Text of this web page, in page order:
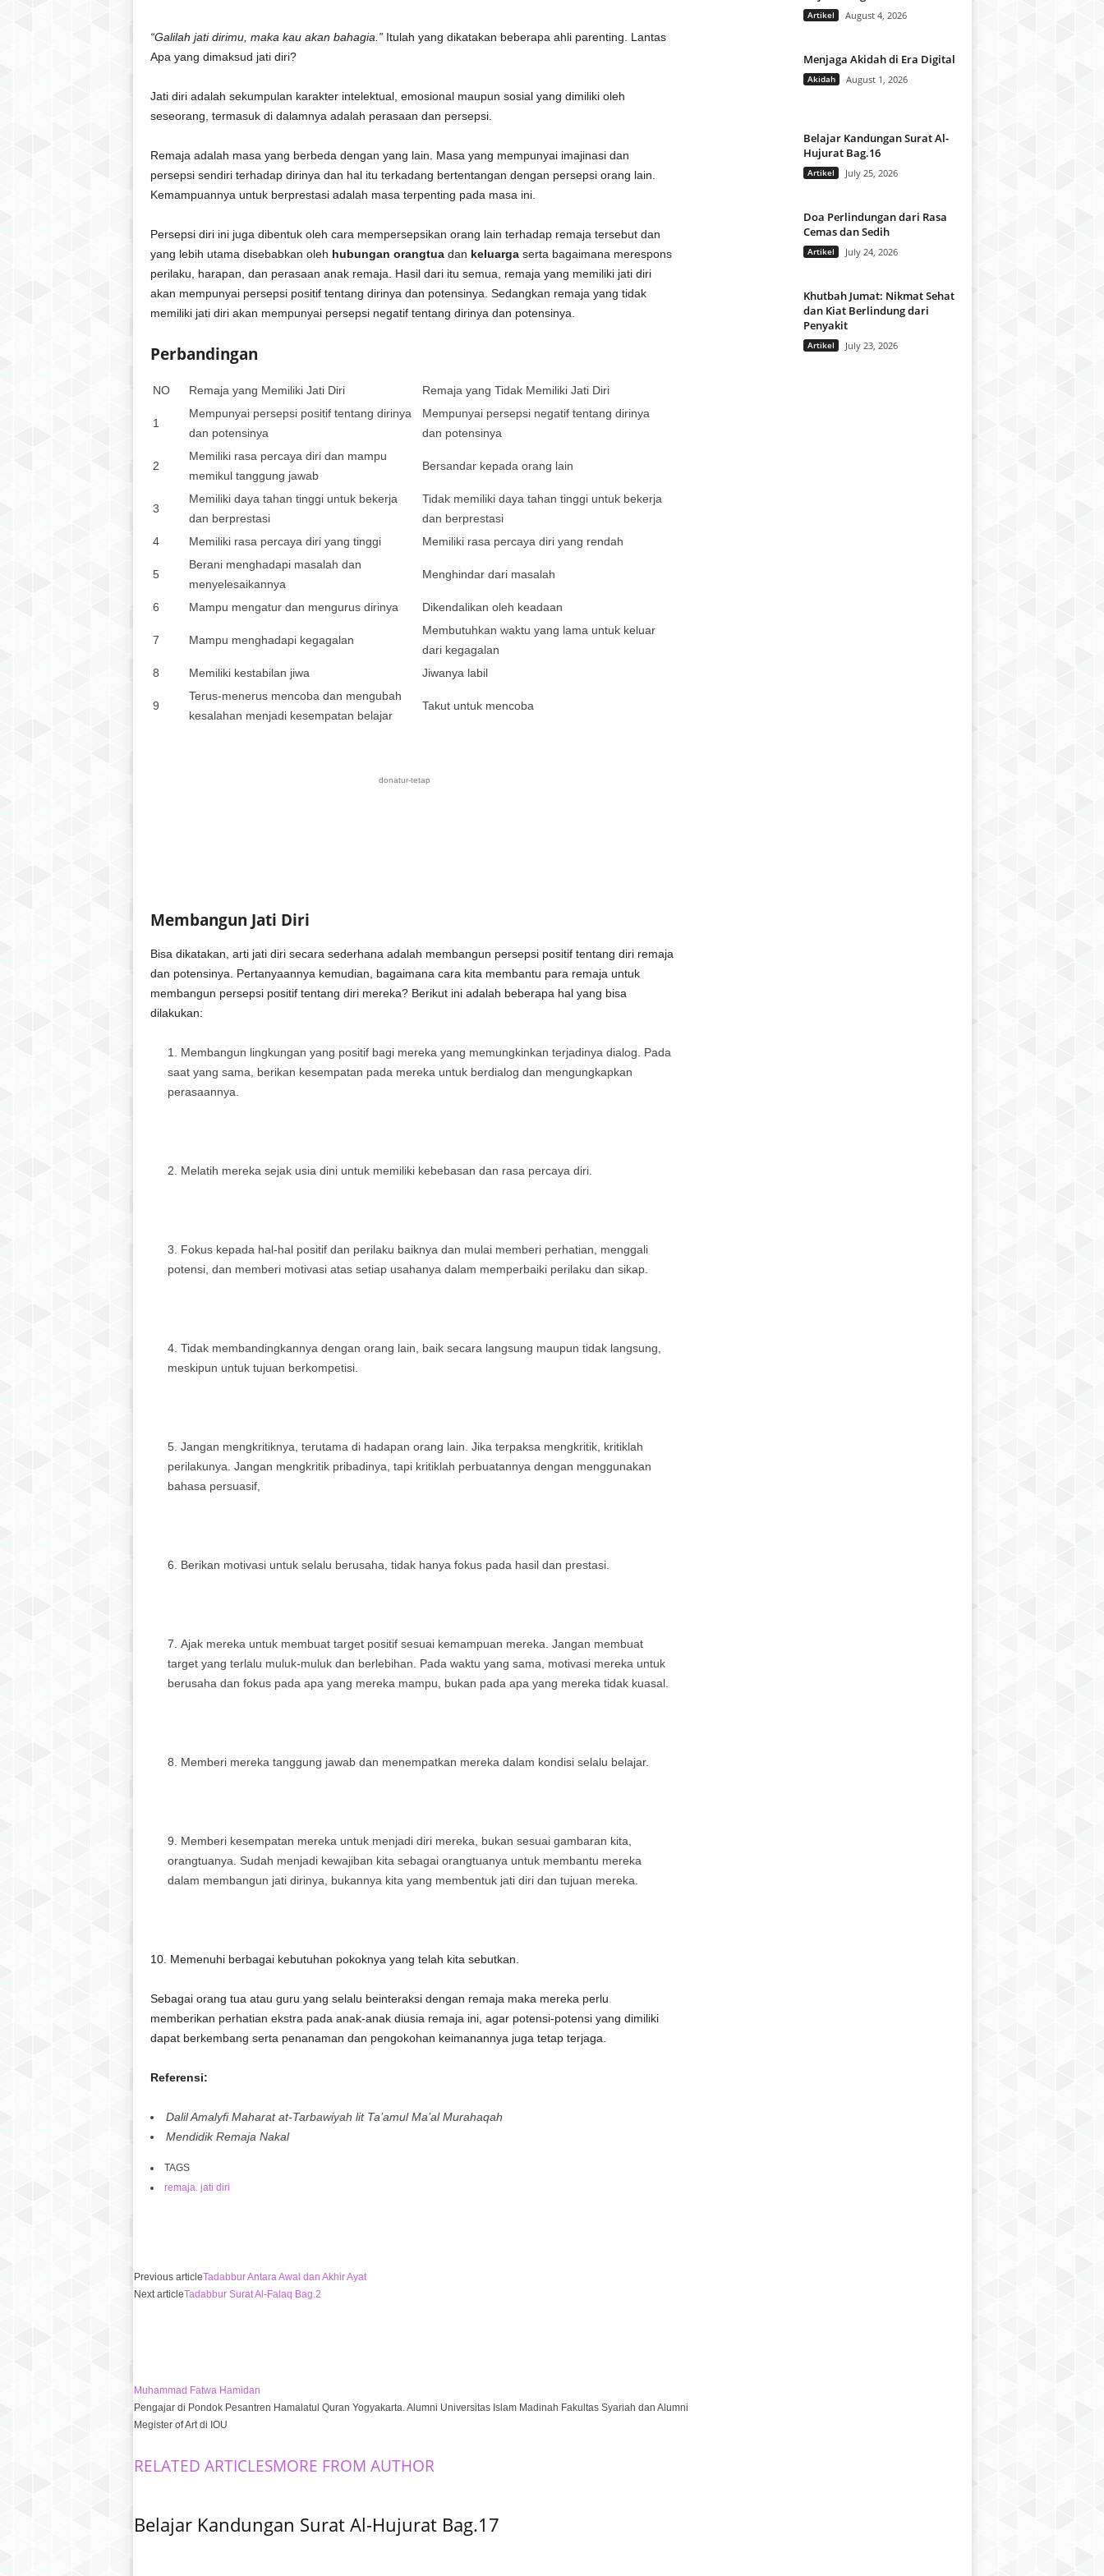
“Galilah jati dirimu, maka kau akan bahagia.”Itulah yang dikatakan beberapa ahli parenting. Lantas
Apa yang dimaksud jati diri?
Jati diri adalah sekumpulan karakter intelektual, emosional maupun sosial yang dimiliki oleh
seseorang, termasuk di dalamnya adalah perasaan dan persepsi.
Remaja adalah masa yang berbeda dengan yang lain. Masa yang mempunyai imajinasi dan
persepsi sendiri terhadap dirinya dan hal itu terkadang bertentangan dengan persepsi orang lain.
Kemampuannya untuk berprestasi adalah masa terpenting pada masa ini.
Persepsi diri ini juga dibentuk oleh cara mempersepsikan orang lain terhadap remaja tersebut dan
yang lebih utama disebabkan oleh hubungan orangtuadan keluargaserta bagaimana merespons
perilaku, harapan, dan perasaan anak remaja. Hasil dari itu semua, remaja yang memiliki jati diri
akan mempunyai persepsi positif tentang dirinya dan potensinya. Sedangkan remaja yang tidak
memiliki jati diri akan mempunyai persepsi negatif tentang dirinya dan potensinya.
Perbandingan
NO Remaja yang Memiliki Jati Diri Remaja yang Tidak Memiliki Jati Diri
1
Mempunyai persepsi positif tentang dirinya
dan potensinya
Mempunyai persepsi negatif tentang dirinya
dan potensinya
2
Memiliki rasa percaya diri dan mampu
memikul tanggung jawab
Bersandar kepada orang lain
3
Memiliki daya tahan tinggi untuk bekerja
dan berprestasi
Tidak memiliki daya tahan tinggi untuk bekerja
dan berprestasi
4
Memiliki rasa percaya diri yang tinggi Memiliki rasa percaya diri yang rendah
5
Berani menghadapi masalah dan
menyelesaikannya
Menghindar dari masalah
6 Mampu mengatur dan mengurus dirinya Dikendalikan oleh keadaan
7 Mampu menghadapi kegagalan
Membutuhkan waktu yang lama untuk keluar
dari kegagalan
8
Memiliki kestabilan jiwa Jiwanya labil
9
Terus-menerus mencoba dan mengubah
kesalahan menjadi kesempatan belajar
Takut untuk mencoba
donatur-tetap
Membangun Jati Diri
Bisa dikatakan, arti jati diri secara sederhana adalah membangun persepsi positif tentang diri remaja
dan potensinya. Pertanyaannya kemudian, bagaimana cara kita membantu para remaja untuk
membangun persepsi positif tentang diri mereka? Berikut ini adalah beberapa hal yang bisa
dilakukan:
Membangun lingkungan yang positif bagi mereka yang memungkinkan terjadinya dialog. Pada
saat yang sama, berikan kesempatan pada mereka untuk berdialog dan mengungkapkan
perasaannya.
Melatih mereka sejak usia dini untuk memiliki kebebasan dan rasa percaya diri.
Fokus kepada hal-hal positif dan perilaku baiknya dan mulai memberi perhatian, menggali
potensi, dan memberi motivasi atas setiap usahanya dalam memperbaiki perilaku dan sikap.
Tidak membandingkannya dengan orang lain, baik secara langsung maupun tidak langsung,
meskipun untuk tujuan berkompetisi.
Jangan mengkritiknya, terutama di hadapan orang lain. Jika terpaksa mengkritik, kritiklah
perilakunya. Jangan mengkritik pribadinya, tapi kritiklah perbuatannya dengan menggunakan
bahasa persuasif,
Berikan motivasi untuk selalu berusaha, tidak hanya fokus pada hasil dan prestasi.
Ajak mereka untuk membuat target positif sesuai kemampuan mereka. Jangan membuat
target yang terlalu muluk-muluk dan berlebihan. Pada waktu yang sama, motivasi mereka untuk
berusaha dan fokus pada apa yang mereka mampu, bukan pada apa yang mereka tidak kuasal.
Memberi mereka tanggung jawab dan menempatkan mereka dalam kondisi selalu belajar.
Memberi kesempatan mereka untuk menjadi diri mereka, bukan sesuai gambaran kita,
orangtuanya. Sudah menjadi kewajiban kita sebagai orangtuanya untuk membantu mereka
dalam membangun jati dirinya, bukannya kita yang membentuk jati diri dan tujuan mereka.
10. Memenuhi berbagai kebutuhan pokoknya yang telah kita sebutkan.
Sebagai orang tua atau guru yang selalu beinteraksi dengan remaja maka mereka perlu
memberikan perhatian ekstra pada anak-anak diusia remaja ini, agar potensi-potensi yang dimiliki
dapat berkembang serta penanaman dan pengokohan keimanannya juga tetap terjaga.
Referensi:
Dalil Amalyfi Maharat at-Tarbawiyah lit Ta’amul Ma’al Murahaqah
Mendidik Remaja Nakal
TAGS
remaja. jati diri
Previous articleTadabbur Antara Awal dan Akhir Ayat
Next articleTadabbur Surat Al-Falaq Bag.2
Muhammad Fatwa Hamidan
Pengajar di Pondok Pesantren Hamalatul Quran Yogyakarta. Alumni Universitas Islam Madinah Fakultas Syariah dan Alumni
Megister of Art di IOU
RELATED ARTICLESMORE FROM AUTHOR
Belajar Kandungan Surat Al-Hujurat Bag.17
Artikel August 4, 2026
Menjaga Akidah di Era Digital
Akidah August 1, 2026
Belajar Kandungan Surat Al-
Hujurat Bag.16
Artikel July 25, 2026
Doa Perlindungan dari Rasa
Cemas dan Sedih
Artikel July 24, 2026
Khutbah Jumat: Nikmat Sehat
dan Kiat Berlindung dari
Penyakit
Artikel July 23, 2026